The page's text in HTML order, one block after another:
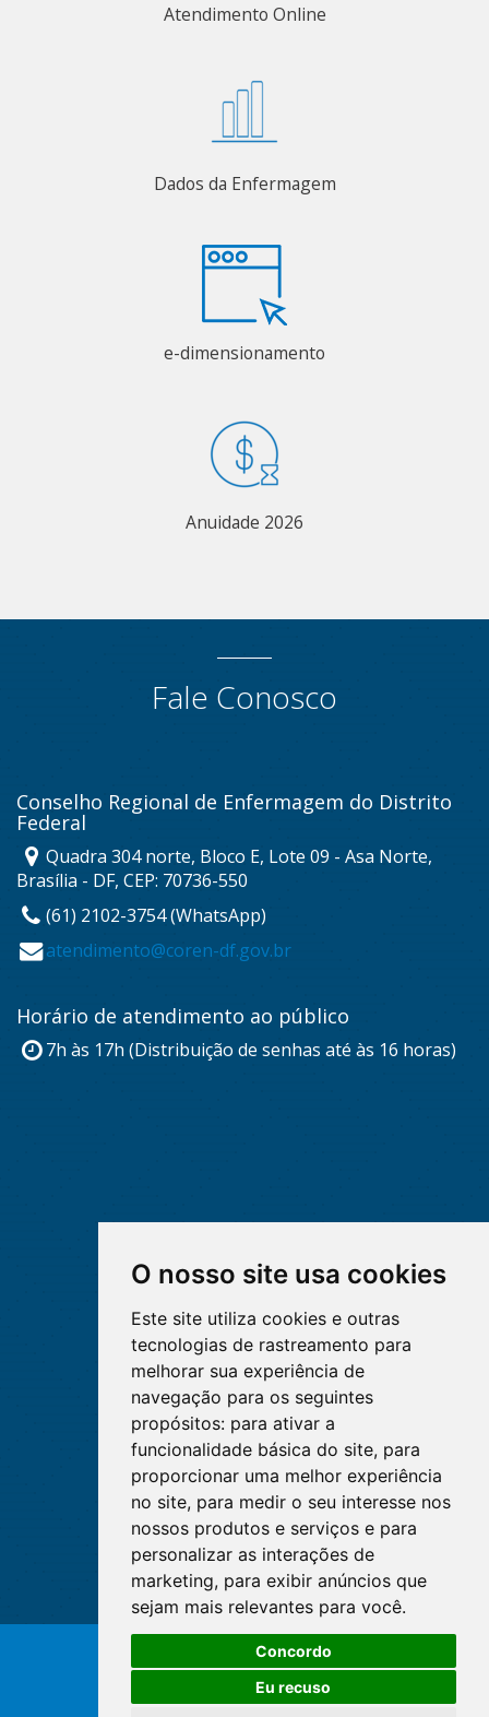
O nosso site usa cookies
Este site utiliza cookies e outras
tecnologias de rastreamento para
melhorar sua experiência de
navegação para os seguintes
propósitos: para ativar a
funcionalidade básica do site, para
proporcionar uma melhor experiência
no site, para medir o seu interesse nos
nossos produtos e serviços e para
personalizar as interações de
marketing, para exibir anúncios que
sejam mais relevantes para você.
Concordo
Eu recuso
Atendimento Online
Dados da Enfermagem
e-dimensionamento
Anuidade 2026
Fale Conosco
Conselho Regional de Enfermagem do Distrito
Federal
Quadra 304 norte, Bloco E, Lote 09 - Asa Norte,
Brasília - DF, CEP: 70736-550
(61) 2102-3754 (WhatsApp)
atendimento@coren-df.gov.br
Horário de atendimento ao público
7h às 17h (Distribuição de senhas até às 16 horas)
© Copyright 2026 - Cofen/CORENs
O WhatsApp é o principal canal
de atendimento do Coren-DF.